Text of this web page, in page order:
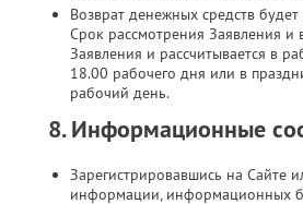
Возврат денежных средств
Срок рассмотрения Заявления и
Заявления и рассчитывается в
18.00 рабочего дня или в
рабочий день.
8. Информационные
Зарегистрировавшись на Сайте
информации, информационных